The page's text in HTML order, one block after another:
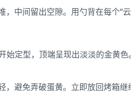
中间留出空隙。用勺背在每个“
定型，顶端呈现出淡淡的金黄色。
避免弄破蛋黄。立即放回烤箱继